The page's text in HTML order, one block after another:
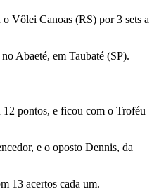
Vôlei Canoas (RS) por 3 sets a
Abaeté, em Taubaté (SP).
pontos, e ficou com o Troféu
e o oposto Dennis, da
13 acertos cada um.